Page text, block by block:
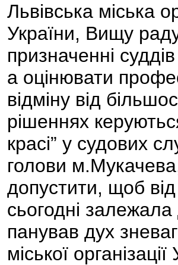
Львівська міська
України, Вищу
призначенні
а оцінювати
відміну від
рішеннях
красі” у судових
голови
допустити, щоб
сьогодні
панував дух
міської